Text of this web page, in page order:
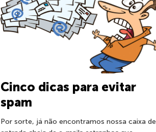
Cinco dicas para evitar
spam
Por sorte, já não encontramos nossa caixa de